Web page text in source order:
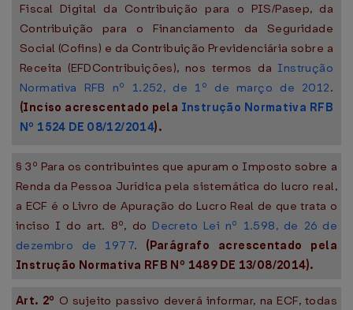
Fiscal Digital da Contribuição para o PIS/Pasep, da
Contribuição para o Financiamento da Seguridade
Social (Cofins) e da Contribuição Previdenciária sobre a
Receita (EFDContribuições), nos termos da Instrução
Normativa RFB nº 1.252, de 1º de março de 2012.
(Inciso acrescentado pela Instrução Normativa RFB
Nº 1524 DE 08/12/2014).
§ 3º Para os contribuintes que apuram o Imposto sobre a
Renda da Pessoa Jurídica pela sistemática do lucro real,
a ECF é o Livro de Apuração do Lucro Real de que trata o
inciso I do art. 8º, do Decreto Lei nº 1.598, de 26 de
dezembro de 1977. (Parágrafo acrescentado pela
Instrução Normativa RFB Nº 1489 DE 13/08/2014).
Art. 2º O sujeito passivo deverá informar, na ECF, todas